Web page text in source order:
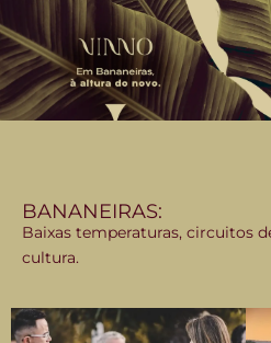
BANANEIRAS:
Baixas temperaturas, circuitos
cultura.